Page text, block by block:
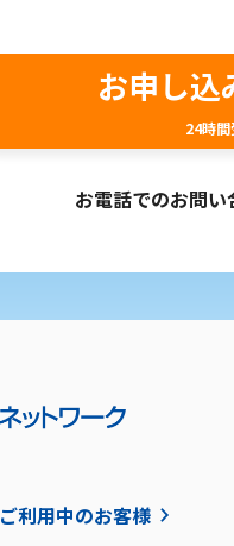
お申し込
24時間
お電話でのお問い
ご利用中のお客様